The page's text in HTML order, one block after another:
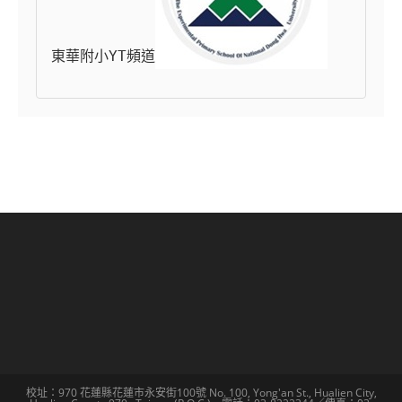
東華附小YT頻道
校址：970 花蓮縣花蓮市永安街100號 No. 100, Yong'an St., Hualien City,